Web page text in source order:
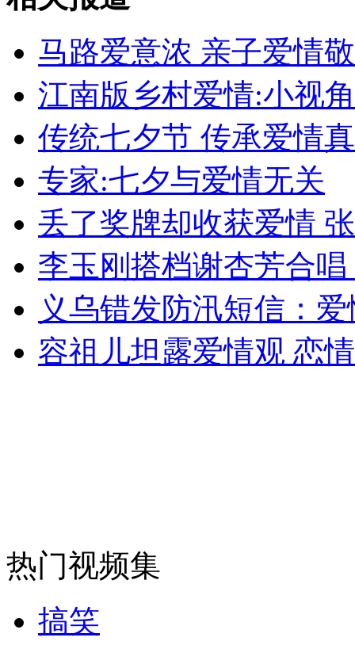
女孩北京地铁殴打老人 痛下狠手拳打脚踢
无痛分娩是否安全 医生回应
外交部：有关国家言论片面不公正
安徽一实载49人客车翻车
马路爱意浓 亲子爱情
江南版乡村爱情:小视
传统七夕节 传承爱情
专家:七夕与爱情无关
丢了奖牌却收获爱情
李玉刚搭档谢杏芳合
义乌错发防汛短信：
容祖儿坦露爱情观 恋
热门视频集
搞笑